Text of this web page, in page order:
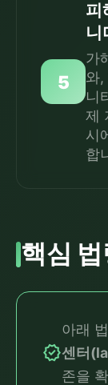
5
피
니
가
와,
니
제
시
합
핵심 법
verified
아래
센터
존을